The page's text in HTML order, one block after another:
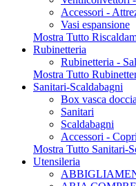
Accessori -
Vasi espansione
Mostra Tutto
Rubinetteria
Rubinetteria -
Mostra Tutto
Sanitari-Scaldabagni
Box vasca doccia
Sanitari
Scaldabagni
Accessori -
Mostra Tutto Sanitari-
Utensileria